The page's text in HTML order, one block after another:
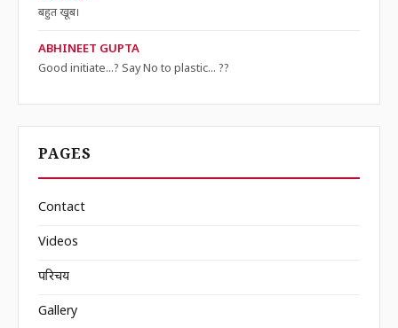
बहुत खूब।
ABHINEET GUPTA
Good initiate...? Say No to plastic... ??
PAGES
Contact
Videos
परिचय
Gallery